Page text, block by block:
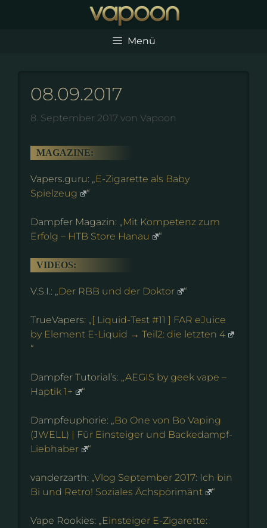
Menü
08.09.2017
8. September 2017 von Vapoon
MAGAZINE:
Vapers.guru: „ E-Zigarette als Baby
Spielzeug
“
Dampfer Magazin: „ Mit Kompetenz zum
Erfolg – HTB Store Hanau
“
VIDEOS:
V.S.I.: „ Der RBB und der Doktor “
TrueVapers: „ [ Liquid-Test #11 ] FAR eJuice
by Element E-Liquid → Teil2: die letzten 4
“
Dampfer Tutorial’s: „ AEGIS by geek vape –
Haptik 1+
“
Dampfeuphorie: „ Bo One von Bo Vaping
(JWELL) | Für Einsteiger und Backedampf-
Liebhaber
“
vanderzarth: „Vlog September 2017: Ich bin
Bi und Retro! Soziales Ächspörimänt
“
Vape Rookies: „ Einsteiger E-Zigarette: